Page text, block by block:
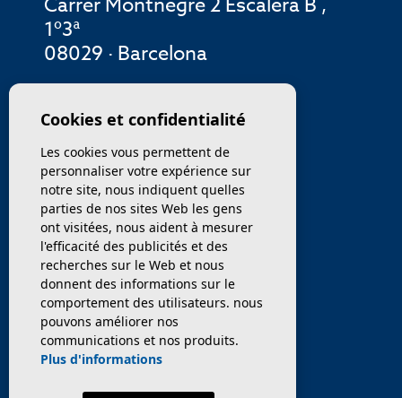
1º3ª
08029 · Barcelona
MENU
ENTREPRISE
PROPRIÉTÉS
SERVICES
VENDEZ / TRANSFÉRER
NOUVELLES
Cookies et confidentialité
Les cookies vous permettent de
personnaliser votre expérience sur
notre site, nous indiquent quelles
parties de nos sites Web les gens
ont visitées, nous aident à mesurer
l'efficacité des publicités et des
recherches sur le Web et nous
donnent des informations sur le
comportement des utilisateurs. nous
pouvons améliorer nos
communications et nos produits.
Plus d'informations